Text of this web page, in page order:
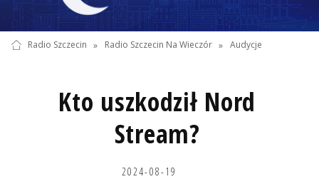
Radio Szczecin » Radio Szczecin Na Wieczór » Audycje
Kto uszkodził Nord
Stream?
2024-08-19